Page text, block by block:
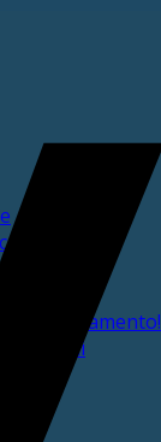
aggiornamento!
locali